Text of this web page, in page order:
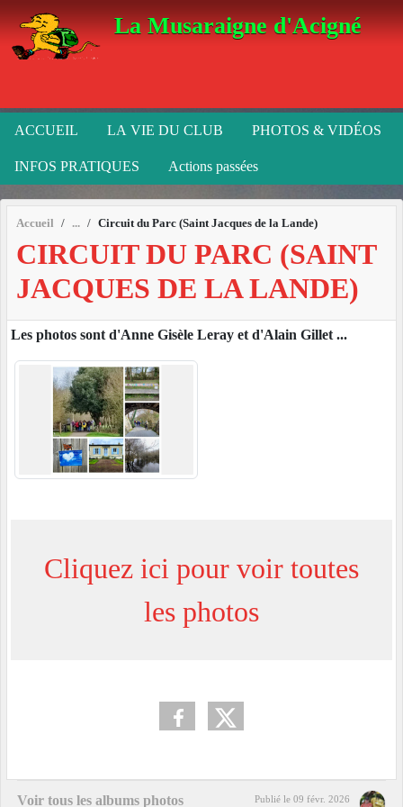
La Musaraigne d'Acigné
ACCUEIL LA VIE DU CLUB PHOTOS & VIDÉOS
INFOS PRATIQUES Actions passées
Accueil Circuit du Parc (Saint Jacques de la Lande)
CIRCUIT DU PARC (SAINT
JACQUES DE LA LANDE)
Les photos sont d'Anne Gisèle Leray et d'Alain Gillet ...
Cliquez ici pour voir toutes
les photos
Voir tous les albums photos Publié le 09 févr. 2026
Panneau de gestion des cookies